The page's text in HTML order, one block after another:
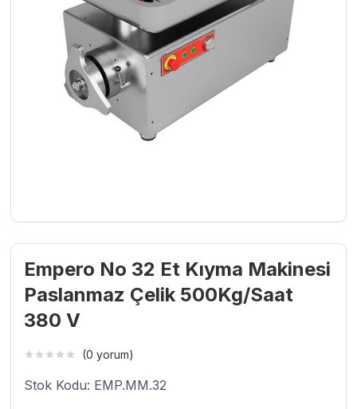
Empero No 32 Et Kıyma Makinesi
Paslanmaz Çelik 500Kg/Saat
380 V
(0 yorum)
Stok Kodu: EMP.MM.32